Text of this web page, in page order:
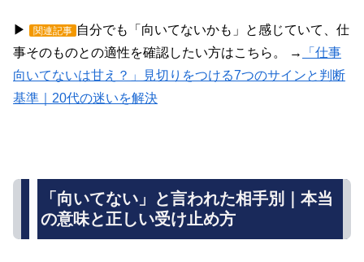
▶ 関連記事 自分でも「向いてないかも」と感じていて、仕
事そのものとの適性を確認したい方はこちら。 →
「仕事
向いてないは甘え？」見切りをつける7つのサインと判断
基準｜20代の迷いを解決
「向いてない」と言われた相手別｜本当
の意味と正しい受け止め方